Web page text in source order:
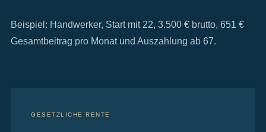
Beispiel: Handwerker, Start mit 22, 3.500 € brutto, 651 €
Gesamtbeitrag pro Monat und Auszahlung ab 67.
GESETZLICHE RENTE